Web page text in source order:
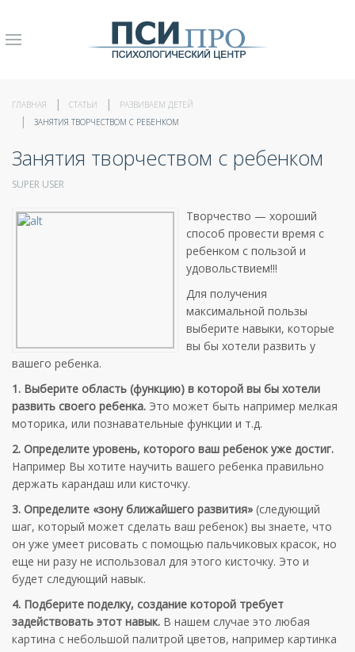
ГЛАВНАЯ СТАТЬИ
РАЗВИВАЕМ ДЕТЕЙ
ЗАНЯТИЯ ТВОРЧЕСТВОМ С РЕБЕНКОМ
Занятия творчеством с ребенком
SUPER USER
Творчество — хороший
способ провести время с
ребенком с пользой и
удовольствием!!!
Для получения
максимальной пользы
выберите навыки, которые
вы бы хотели развить у
вашего ребенка.
1. Выберите область (функцию) в которой вы бы хотели
развить своего ребенка. Это может быть например мелкая
моторика, или познавательные функции и т.д.
2. Определите уровень, которого ваш ребенок уже достиг.
Например Вы хотите научить вашего ребенка правильно
держать карандаш или кисточку.
3. Определите «зону ближайшего развития» (следующий
шаг, который может сделать ваш ребенок) вы знаете, что
он уже умеет рисовать с помощью пальчиковых красок, но
еще ни разу не использовал для этого кисточку. Это и
будет следующий навык.
4. Подберите поделку, создание которой требует
задействовать этот навык. В нашем случае это любая
картина с небольшой палитрой цветов, например картинка